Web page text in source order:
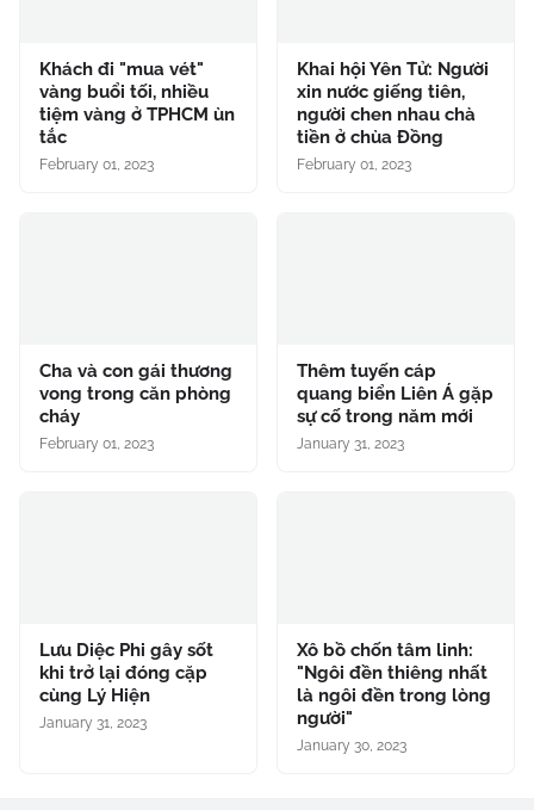
Khách đi "mua vét"
vàng buổi tối, nhiều
tiệm vàng ở TPHCM ùn
tắc
February 01, 2023
Khai hội Yên Tử: Người
xin nước giếng tiên,
người chen nhau chà
tiền ở chùa Đồng
February 01, 2023
Cha và con gái thương
vong trong căn phòng
cháy
February 01, 2023
Thêm tuyến cáp
quang biển Liên Á gặp
sự cố trong năm mới
January 31, 2023
Lưu Diệc Phi gây sốt
khi trở lại đóng cặp
cùng Lý Hiện
January 31, 2023
Xô bồ chốn tâm linh:
"Ngôi đền thiêng nhất
là ngôi đền trong lòng
người"
January 30, 2023